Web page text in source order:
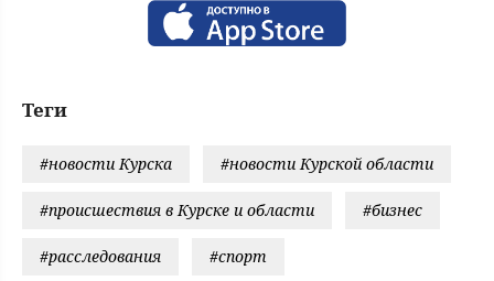
Теги
#новости Курска #новости Курской области
#происшествия в Курске и области #бизнес
#расследования #спорт